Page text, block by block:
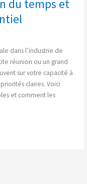
du temps et
dans l’industrie de
réunion ou un grand
sur votre capacité à
claires. Voici
et comment les